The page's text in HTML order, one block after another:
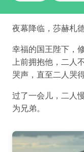
夜幕降临，莎赫札
幸福的国王陛下，
上前拥抱他，二人
哭声，直至二人哭
过了一会儿，二人
为兄弟。